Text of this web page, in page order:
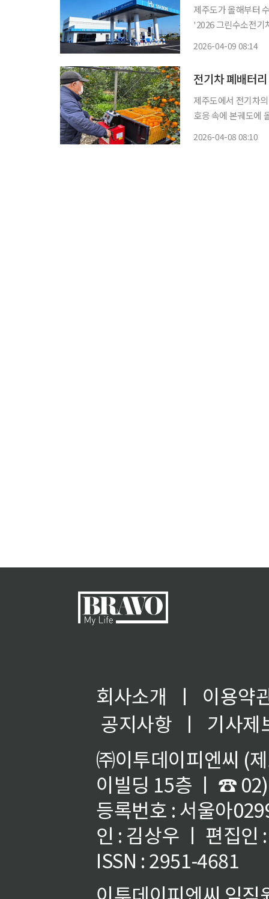
제주도가 올해부터 수소전기차
'2026 그린수소전기차 민간
2026-04-09 08:14
전기차 폐배터
제주도에서 전기차
호응 속에 본궤도에 올랐다. 제주도는 올해 총사업비 16억원을 투입
2026-04-08 08:10
회사소개 ㅣ
이용약
공지사항
ㅣ
기사제
㈜이투데이피엔씨 (
이빌딩 15층 ㅣ ☎
등록번호 : 서울아
인 : 김상우 ㅣ 편집인
ISSN : 2951-4681